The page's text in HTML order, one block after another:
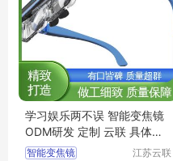
学习娱乐两不误 智能变焦镜
ODM研发 定制 云联 具体洽
谈
智能变焦镜
江苏云联